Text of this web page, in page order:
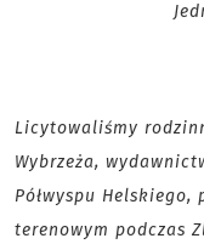
Licytowaliśmy
Wybrzeża,
Półwyspu
terenowym podczas